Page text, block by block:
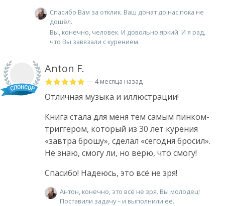
Спасибо Вам за отклик. Ваш донат до нас пока не
дошёл.
Вы, конечно, человек. И довольно яркий. И я рад,
что Вы завязали с курением.
Anton F.
— 4 месяца назад
Отличная музыка и иллюстрации!
Книга стала для меня тем самым пинком-
триггером, который из 30 лет курения
«завтра брошу», сделал «сегодня бросил».
Не знаю, смогу ли, но верю, что смогу!
Спасибо! Надеюсь, это всё не зря!
Антон, конечно, это всё не зря. Вы молодец!
Поставили задачу – и выполнили её.